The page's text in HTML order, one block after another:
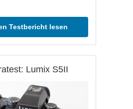
Testbericht lesen
Lumix S5II